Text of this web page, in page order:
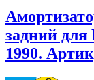
задний для
1990.